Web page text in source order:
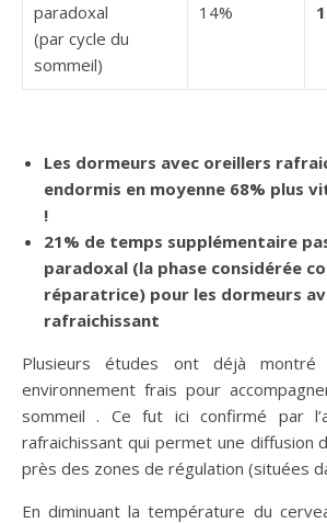
paradoxal
(par cycle du
sommeil)
14%
Les dormeurs avec oreillers
endormis en moyenne 68% plus
!
21% de temps supplémentaire
paradoxal (la phase considérée
réparatrice) pour les dormeurs
rafraichissant
Plusieurs études ont déjà montré
environnement frais pour
sommeil . Ce fut ici confirmé par
rafraichissant qui permet une diffusion
près des zones de régulation (situées
En diminuant la température du